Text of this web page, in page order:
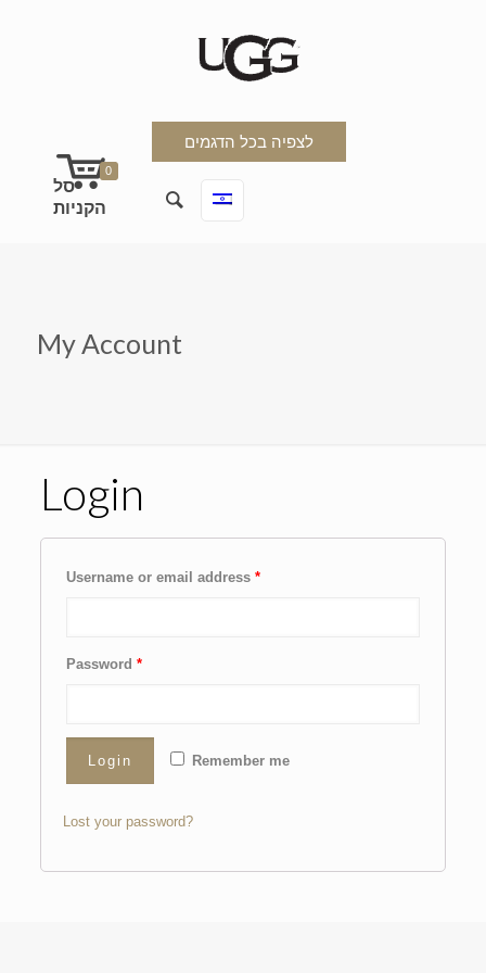
לצפיה בכל הדגמים
0
My Account
Login
Username or email address*
Password*
Remember me
Lost your password?